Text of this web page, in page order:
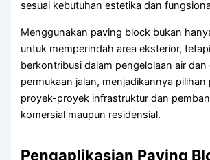
sesuai kebutuhan estetika dan
Menggunakan paving block bukan
untuk memperindah area eksterior,
berkontribusi dalam pengelolaan air dan
permukaan jalan, menjadikannya
proyek-proyek infrastruktur dan
komersial maupun residensial.
Pengaplikasian Paving